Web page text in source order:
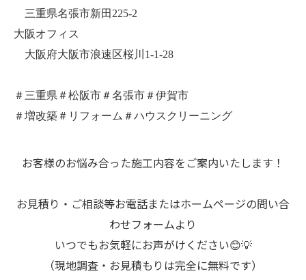
三重県名張市新田225-2
大阪オフィス
大阪府大阪市浪速区桜川1-1-28
＃三重県＃松阪市＃名張市＃伊賀市
＃増改築＃リフォーム＃ハウスクリーニング
お客様のお悩み合った施工内容をご案内いたします！
お見積り・ご相談等お電話またはホームページの問い合
わせフォームより
いつでもお気軽にお声がけください😊💡
（現地調査・お見積もりは完全に無料です）